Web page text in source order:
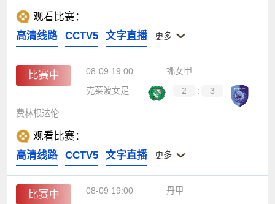
观看比赛：
高清线路
CCTV5 文字直播 更多
比赛中 08-09 19:00
挪女甲
克莱波女足
2 : 3
观看比赛：
高清线路
CCTV5 文字直播 更多
比赛中 08-09 19:00
丹甲